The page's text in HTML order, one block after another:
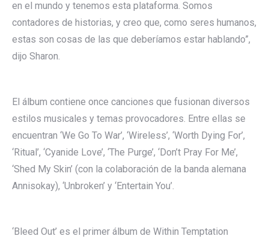
en el mundo y tenemos esta plataforma. Somos
contadores de historias, y creo que, como seres humanos,
estas son cosas de las que deberíamos estar hablando”,
dijo Sharon.
El álbum contiene once canciones que fusionan diversos
estilos musicales y temas provocadores. Entre ellas se
encuentran ‘We Go To War’, ‘Wireless’, ‘Worth Dying For’,
‘Ritual’, ‘Cyanide Love’, ‘The Purge’, ‘Don’t Pray For Me’,
‘Shed My Skin’ (con la colaboración de la banda alemana
Annisokay), ‘Unbroken’ y ‘Entertain You’.
‘Bleed Out’ es el primer álbum de Within Temptation